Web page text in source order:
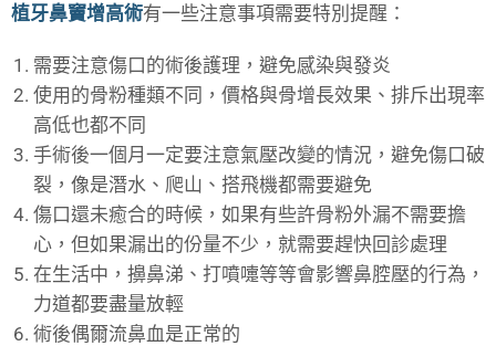
植牙鼻竇增高術有一些注意事項需要特別提醒：
需要注意傷口的術後護理，避免感染與發炎
使用的骨粉種類不同，價格與骨增長效果、排斥出現率
高低也都不同
手術後一個月一定要注意氣壓改變的情況，避免傷口破
裂，像是潛水、爬山、搭飛機都需要避免
傷口還未癒合的時候，如果有些許骨粉外漏不需要擔
心，但如果漏出的份量不少，就需要趕快回診處理
在生活中，擤鼻涕、打噴嚏等等會影響鼻腔壓的行為，
力道都要盡量放輕
術後偶爾流鼻血是正常的